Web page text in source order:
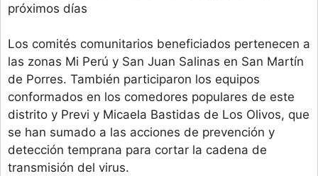
próximos días
Los comités comunitarios beneficiados pertenecen a
las zonas Mi Perú y San Juan Salinas en San Martín
de Porres. También participaron los equipos
conformados en los comedores populares de este
distrito y Previ y Micaela Bastidas de Los Olivos, que
se han sumado a las acciones de prevención y
detección temprana para cortar la cadena de
transmisión del virus.